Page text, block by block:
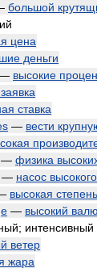
большой
цена
деньги
высокие
ставка
— вести
— физика
— насос
высокая
— высокий
интенсивный
ветер
жара